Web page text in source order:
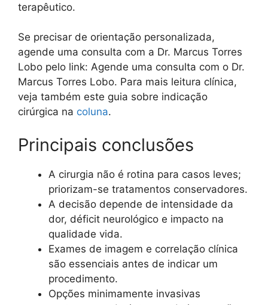
terapêutico.
Se precisar de orientação personalizada,
agende uma consulta com a Dr. Marcus Torres
Lobo pelo link: Agende uma consulta com o Dr.
Marcus Torres Lobo. Para mais leitura clínica,
veja também este guia sobre indicação
cirúrgica na coluna.
Principais conclusões
A cirurgia não é rotina para casos leves;
priorizam-se tratamentos conservadores.
A decisão depende de intensidade da
dor, déficit neurológico e impacto na
qualidade vida.
Exames de imagem e correlação clínica
são essenciais antes de indicar um
procedimento.
Opções minimamente invasivas